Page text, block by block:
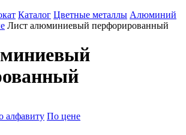
Каталог Цветные металлы Алюминий
Лист алюминиевый перфорированный
алфавиту По цене